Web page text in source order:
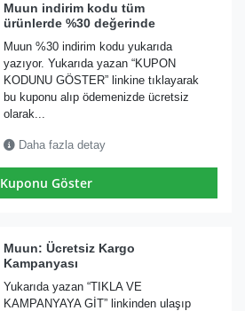
Muun indirim kodu tüm
ürünlerde %30 değerinde
Muun %30 indirim kodu yukarıda
yazıyor. Yukarıda yazan “KUPON
KODUNU GÖSTER” linkine tıklayarak
bu kuponu alıp ödemenizde ücretsiz
olarak...
Daha fazla detay
Kuponu Göster
Muun: Ücretsiz Kargo
Kampanyası
Yukarıda yazan “TIKLA VE
KAMPANYAYA GİT” linkinden ulaşıp